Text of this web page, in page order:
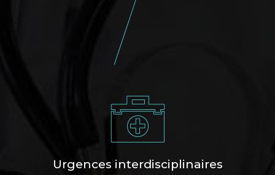
Urgences interdisciplinaires